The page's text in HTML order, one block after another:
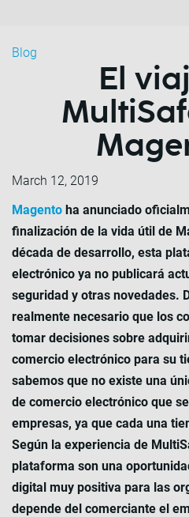
Blog
El
March 12, 2019
Magento ha anunciado
finalización de la vida útil de
década de desarrollo, esta
electrónico ya no publicará
seguridad y otras novedades.
realmente necesario que los
tomar decisiones sobre
comercio electrónico para su
sabemos que no existe una
de comercio electrónico que
empresas, ya que cada una
Según la experiencia de
plataforma son una
digital muy positiva para las
depende del comerciante el